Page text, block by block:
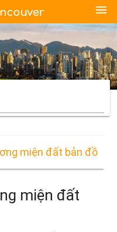
menu
miện đất bản đồ
miện đất